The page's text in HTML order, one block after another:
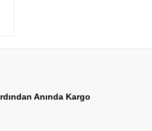
Anında Kargo